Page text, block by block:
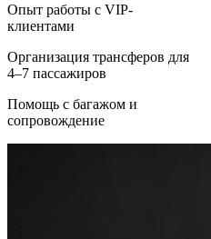
Опыт работы с VIP-
клиентами
Организация трансферов для
4–7 пассажиров
Помощь с багажом и
сопровождение